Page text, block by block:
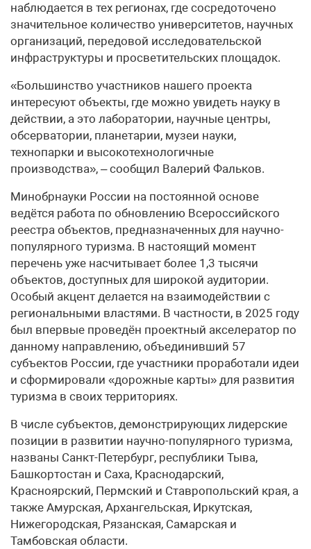
наблюдается в тех регионах, где сосредоточено
значительное количество университетов, научных
организаций, передовой исследовательской
инфраструктуры и просветительских площадок.
«Большинство участников нашего проекта
интересуют объекты, где можно увидеть науку в
действии, а это лаборатории, научные центры,
обсерватории, планетарии, музеи науки,
технопарки и высокотехнологичные
производства», – сообщил Валерий Фальков.
Минобрнауки России на постоянной основе
ведётся работа по обновлению Всероссийского
реестра объектов, предназначенных для научно-
популярного туризма. В настоящий момент
перечень уже насчитывает более 1,3 тысячи
объектов, доступных для широкой аудитории.
Особый акцент делается на взаимодействии с
региональными властями. В частности, в 2025 году
был впервые проведён проектный акселератор по
данному направлению, объединивший 57
субъектов России, где участники проработали идеи
и сформировали «дорожные карты» для развития
туризма в своих территориях.
В числе субъектов, демонстрирующих лидерские
позиции в развитии научно-популярного туризма,
названы Санкт-Петербург, республики Тыва,
Башкортостан и Саха, Краснодарский,
Красноярский, Пермский и Ставропольский края, а
также Амурская, Архангельская, Иркутская,
Нижегородская, Рязанская, Самарская и
Тамбовская области.